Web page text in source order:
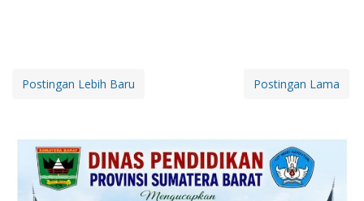
Postingan Lebih Baru Postingan Lama